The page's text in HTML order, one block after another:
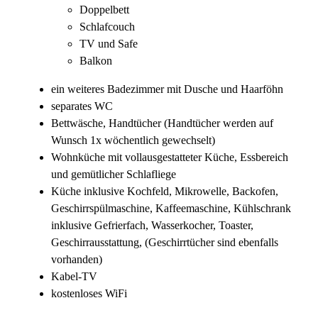
Doppelbett
Schlafcouch
TV und Safe
Balkon
ein weiteres Badezimmer mit Dusche und Haarföhn
separates WC
Bettwäsche, Handtücher (Handtücher werden auf
Wunsch 1x wöchentlich gewechselt)
Wohnküche mit vollausgestatteter Küche, Essbereich
und gemütlicher Schlafliege
Küche inklusive Kochfeld, Mikrowelle, Backofen,
Geschirrspülmaschine, Kaffeemaschine, Kühlschrank
inklusive Gefrierfach, Wasserkocher, Toaster,
Geschirrausstattung, (Geschirrtücher sind ebenfalls
vorhanden)
Kabel-TV
kostenloses WiFi